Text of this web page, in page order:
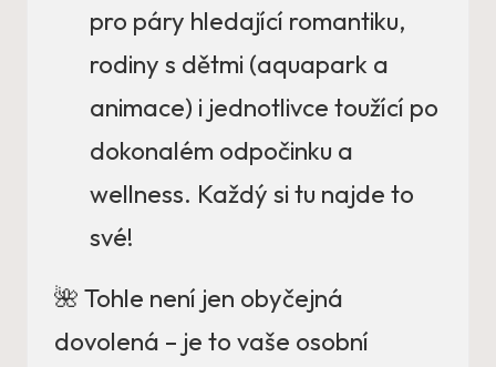
pro páry hledající romantiku,
rodiny s dětmi (aquapark a
animace) i jednotlivce toužící po
dokonalém odpočinku a
wellness. Každý si tu najde to
své!
🌺 Tohle není jen obyčejná
dovolená – je to vaše osobní